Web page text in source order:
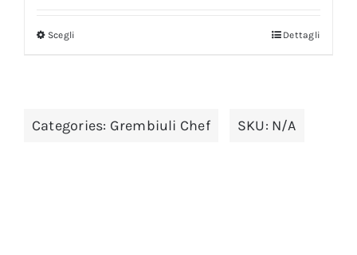
Scegli Dettagli
Categories: Grembiuli Chef SKU: N/A